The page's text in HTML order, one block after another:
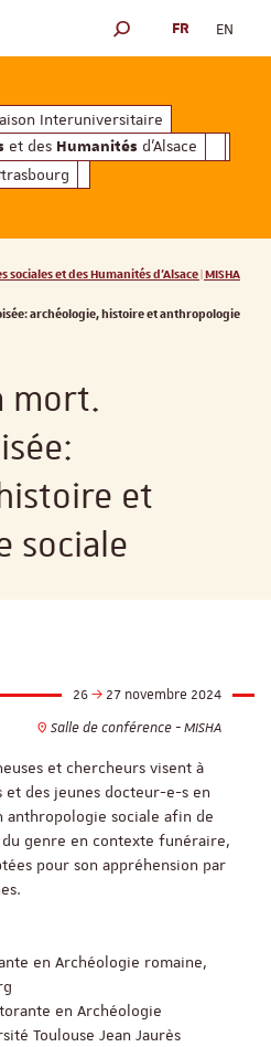
Interuniversitaire des
Interuniversitaire
et des Humanités d'Alsace
MOTEUR DE
FR EN
et des Humanités d'Alsace | MISHA
archéologie, histoire et anthropologie
mort.
et
sociale
26
27 novembre 2024
Salle de conférence - MISHA
et chercheurs visent à
des jeunes docteur-e-s en
sociale afin de
genre en contexte funéraire,
pour son appréhension par
en Archéologie romaine,
en Archéologie
Toulouse Jean Jaurès